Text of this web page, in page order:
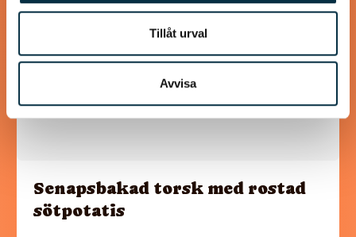
Tillåt urval
Avvisa
Senapsbakad torsk med rostad
sötpotatis